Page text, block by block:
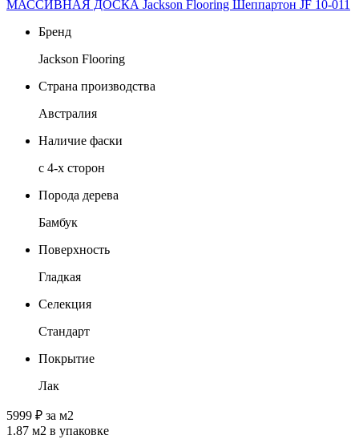
МАССИВНАЯ ДОСКА Jackson Flooring Шеппартон JF 10-011
Бренд
Jackson Flooring
Страна производства
Австралия
Наличие фаски
с 4-х сторон
Порода дерева
Бамбук
Поверхность
Гладкая
Селекция
Стандарт
Покрытие
Лак
5999 ₽ за м2
1.87 м2 в упаковке